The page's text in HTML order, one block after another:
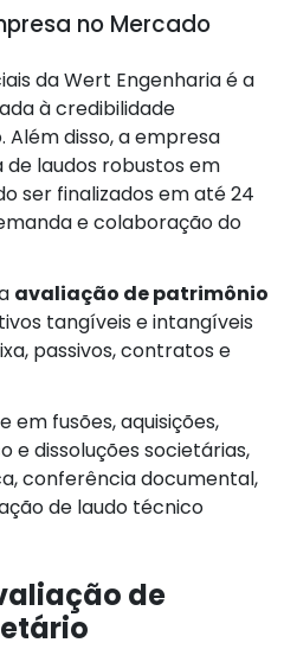
no Mercado
da Wert Engenharia é a
à credibilidade
disso, a empresa
laudos robustos em
ser finalizados em até 24
e colaboração do
avaliação de patrimônio
tangíveis e intangíveis
passivos, contratos e
em fusões, aquisições,
dissoluções societárias,
conferência documental,
de laudo técnico
de